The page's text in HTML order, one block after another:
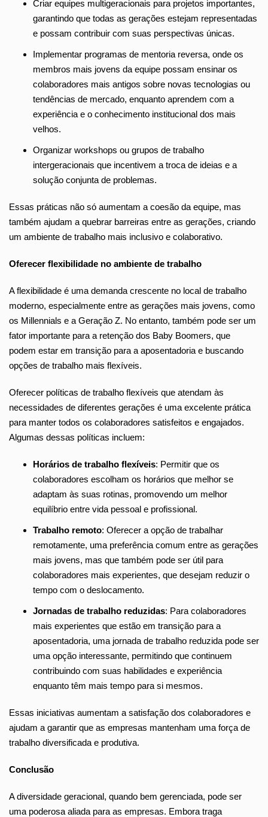
Criar equipes multigeracionais para projetos importantes,
garantindo que todas as gerações estejam representadas
e possam contribuir com suas perspectivas únicas.
Implementar programas de mentoria reversa, onde os
membros mais jovens da equipe possam ensinar os
colaboradores mais antigos sobre novas tecnologias ou
tendências de mercado, enquanto aprendem com a
experiência e o conhecimento institucional dos mais
velhos.
Organizar workshops ou grupos de trabalho
intergeracionais que incentivem a troca de ideias e a
solução conjunta de problemas.
Essas práticas não só aumentam a coesão da equipe, mas
também ajudam a quebrar barreiras entre as gerações, criando
um ambiente de trabalho mais inclusivo e colaborativo.
Oferecer flexibilidade no ambiente de trabalho
A flexibilidade é uma demanda crescente no local de trabalho
moderno, especialmente entre as gerações mais jovens, como
os Millennials e a Geração Z. No entanto, também pode ser um
fator importante para a retenção dos Baby Boomers, que
podem estar em transição para a aposentadoria e buscando
opções de trabalho mais flexíveis.
Oferecer políticas de trabalho flexíveis que atendam às
necessidades de diferentes gerações é uma excelente prática
para manter todos os colaboradores satisfeitos e engajados.
Algumas dessas políticas incluem:
Horários de trabalho flexíveis: Permitir que os
colaboradores escolham os horários que melhor se
adaptam às suas rotinas, promovendo um melhor
equilíbrio entre vida pessoal e profissional.
Trabalho remoto: Oferecer a opção de trabalhar
remotamente, uma preferência comum entre as gerações
mais jovens, mas que também pode ser útil para
colaboradores mais experientes, que desejam reduzir o
tempo com o deslocamento.
Jornadas de trabalho reduzidas: Para colaboradores
mais experientes que estão em transição para a
aposentadoria, uma jornada de trabalho reduzida pode ser
uma opção interessante, permitindo que continuem
contribuindo com suas habilidades e experiência
enquanto têm mais tempo para si mesmos.
Essas iniciativas aumentam a satisfação dos colaboradores e
ajudam a garantir que as empresas mantenham uma força de
trabalho diversificada e produtiva.
Conclusão
A diversidade geracional, quando bem gerenciada, pode ser
uma poderosa aliada para as empresas. Embora traga